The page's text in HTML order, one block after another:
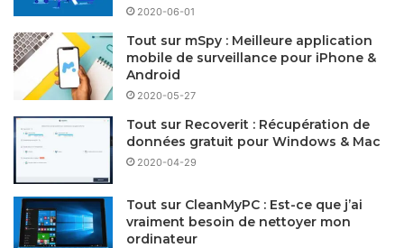
2020-06-01
Tout sur mSpy : Meilleure application
mobile de surveillance pour iPhone &
Android
2020-05-27
Tout sur Recoverit : Récupération de
données gratuit pour Windows & Mac
2020-04-29
Tout sur CleanMyPC : Est-ce que j’ai
vraiment besoin de nettoyer mon
ordinateur